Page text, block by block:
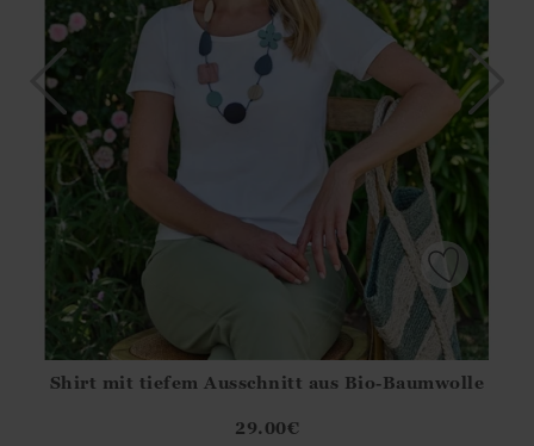
?? ""
Shirt mit tiefem Ausschnitt aus Bio-Baumwolle
29.00€